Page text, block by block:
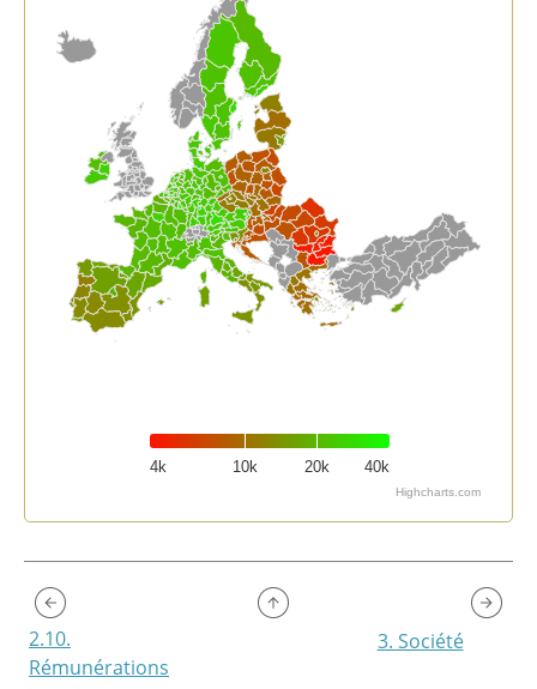
4k 10k 20k 40k
Highcharts.com
2.10.
Rémunérations
3. Société